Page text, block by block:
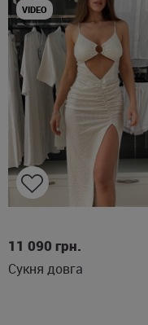
VIDEO
11 090 грн.
Сукня довга